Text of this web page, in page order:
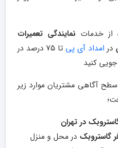
از خدمات نمایندگی تعمیرات
در امداد آی پی
تا 75 درصد در
کنید
سطح آگاهی مشتریان موارد زیر
در تهران
گاستروبک در محل و منزل